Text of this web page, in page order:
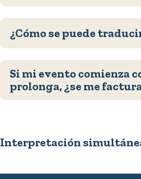
¿Cómo se puede
Si mi evento comienza
prolonga, ¿se me
Interpretación